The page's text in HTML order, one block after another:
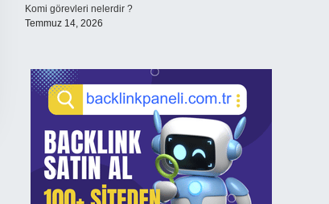
Komi görevleri nelerdir ?
Temmuz 14, 2026